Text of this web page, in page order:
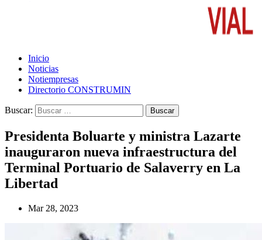
Inicio
Noticias
Notiempresas
Directorio CONSTRUMIN
Buscar:
Presidenta Boluarte y ministra Lazarte
inauguraron nueva infraestructura del
Terminal Portuario de Salaverry en La
Libertad
Mar 28, 2023